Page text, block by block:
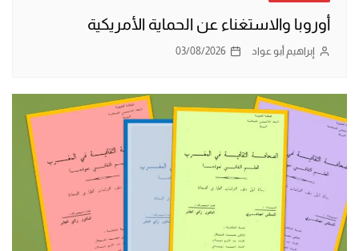
أوروبا والاستغناء عن الحماية الأمريكية
إبراهيم أبو عواد 03/08/2026